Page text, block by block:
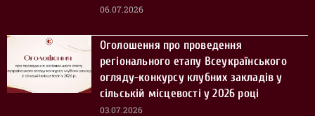
06.07.2026
Оголошення про проведення
регіонального етапу Всеукраїнського
огляду-конкурсу клубних закладів у
сільській місцевості у 2026 році
03.07.2026